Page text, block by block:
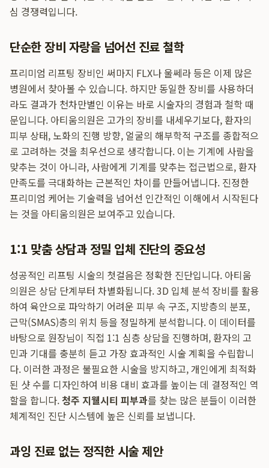
심 경쟁력입니다.
단순한 장비 자랑을 넘어선 진료 철학
프리미엄 리프팅 장비인 써마지 FLX나 울쎄라 등은 이제 많은
병원에서 찾아볼 수 있습니다. 하지만 동일한 장비를 사용하더
라도 결과가 천차만별인 이유는 바로 시술자의 경험과 철학 때
문입니다. 아티움의원은 고가의 장비를 내세우기보다, 환자의
피부 상태, 노화의 진행 방향, 얼굴의 해부학적 구조를 종합적으
로 고려하는 것을 최우선으로 생각합니다. 이는 기계에 사람을
맞추는 것이 아니라, 사람에게 기계를 맞추는 접근법으로, 환자
만족도를 극대화하는 근본적인 차이를 만들어냅니다. 진정한
프리미엄 케어는 기술력을 넘어선 인간적인 이해에서 시작된다
는 것을 아티움의원은 보여주고 있습니다.
1:1 맞춤 상담과 정밀 입체 진단의 중요성
성공적인 리프팅 시술의 첫걸음은 정확한 진단입니다. 아티움
의원은 상담 단계부터 차별화됩니다. 3D 입체 분석 장비를 활용
하여 육안으로 파악하기 어려운 피부 속 구조, 지방층의 분포,
근막(SMAS)층의 위치 등을 정밀하게 분석합니다. 이 데이터를
바탕으로 원장님이 직접 1:1 심층 상담을 진행하며, 환자의 고
민과 기대를 충분히 듣고 가장 효과적인 시술 계획을 수립합니
다. 이러한 과정은 불필요한 시술을 방지하고, 개인에게 최적화
된 샷 수를 디자인하여 비용 대비 효과를 높이는 데 결정적인 역
할을 합니다.청주 지웰시티 피부과를 찾는 많은 분들이 이러한
체계적인 진단 시스템에 높은 신뢰를 보냅니다.
과잉 진료 없는 정직한 시술 제안